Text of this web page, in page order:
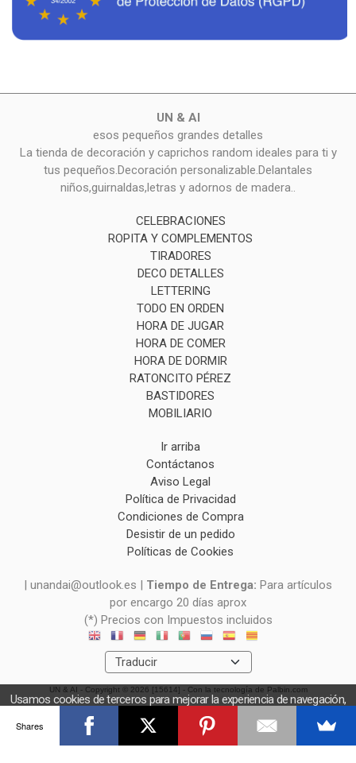
UN & AI
esos pequeños grandes detalles
La tienda de decoración y caprichos random ideales para ti y
tus pequeños.Decoración personalizable.Delantales
niños,guirnaldas,letras y adornos de madera..
CELEBRACIONES
ROPITA Y COMPLEMENTOS
TIRADORES
DECO DETALLES
LETTERING
TODO EN ORDEN
HORA DE JUGAR
HORA DE COMER
HORA DE DORMIR
RATONCITO PÉREZ
BASTIDORES
MOBILIARIO
Ir arriba
Contáctanos
Aviso Legal
Política de Privacidad
Condiciones de Compra
Desistir de un pedido
Políticas de Cookies
| unandai@outlook.es | Tiempo de Entrega: Para artículos
por encargo 20 días aprox
(*) Precios con Impuestos incluidos
UN & AI - Copyright © 2026 [15614] - Con la tecnología de Palbin.com
Usamos cookies de terceros para mejorar la experiencia de navegación,
y obtener estadísticas anónimas. Si continúa navegando consideramos
que acepta el uso de cookies.
OK Más información
Shares